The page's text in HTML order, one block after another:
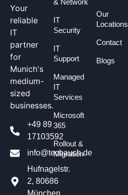
Your
reliable
IT
partner
for
Munich's
medium-
sized
businesses.
+49 89
17103592
info@techauch.de
Hufnagelstr.
2, 80686
München
IT
Security
IT
Support
Managed
IT
Services
Microsoft
365
Rollout &
Migration
Our
Locations
Contact
Blogs